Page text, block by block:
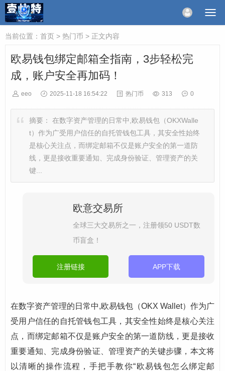
当前位置： 首页 > 热门币 > 正文内容
欧易钱包绑定邮箱全指南，3步轻松完
成，账户安全再加码！
eeo 2025-11-18 16:54:22 热门币 313 0
摘要：
在数字资产管理的日常中,欧易钱包（OKXWalle
t）作为广受用户信任的自托管钱包工具，其安全性始终
是核心关注点，而绑定邮箱不仅是账户安全的第一道防
线，更是接收重要通知、完成身份验证、管理资产的关
键...
欧意交易所
全球三大交易所之一，注册领50 USDT数
币盲盒！
注册链接 APP下载
在数字资产管理的日常中,欧易钱包（OKX Wallet）作为广
受用户信任的自托管钱包工具，其安全性始终是核心关注
点，而绑定邮箱不仅是账户安全的第一道防线，更是接收
重要通知、完成身份验证、管理资产的关键步骤，本文将
以清晰的操作流程，手把手教你“欧易钱包怎么绑定邮